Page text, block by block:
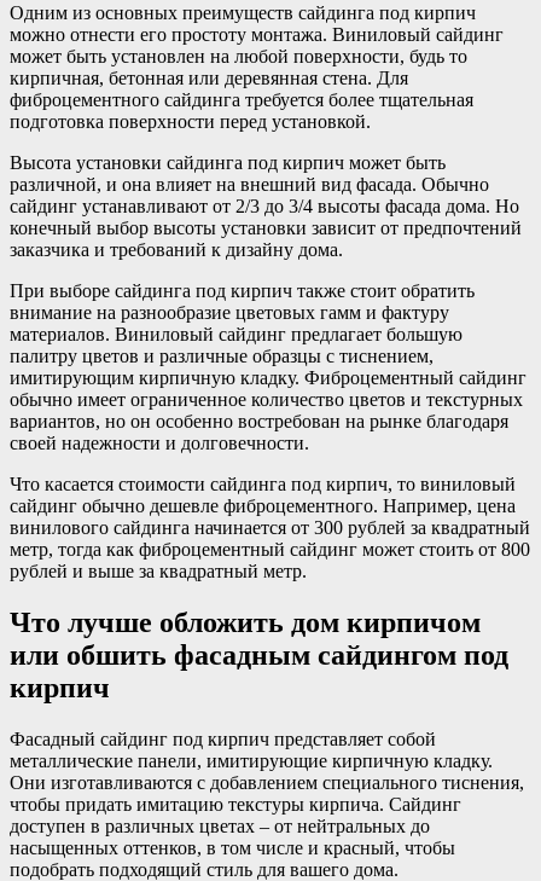
Одним из основных преимуществ сайдинга под кирпич
можно отнести его простоту монтажа. Виниловый сайдинг
может быть установлен на любой поверхности, будь то
кирпичная, бетонная или деревянная стена. Для
фиброцементного сайдинга требуется более тщательная
подготовка поверхности перед установкой.
Высота установки сайдинга под кирпич может быть
различной, и она влияет на внешний вид фасада. Обычно
сайдинг устанавливают от 2/3 до 3/4 высоты фасада дома. Но
конечный выбор высоты установки зависит от предпочтений
заказчика и требований к дизайну дома.
При выборе сайдинга под кирпич также стоит обратить
внимание на разнообразие цветовых гамм и фактуру
материалов. Виниловый сайдинг предлагает большую
палитру цветов и различные образцы с тиснением,
имитирующим кирпичную кладку. Фиброцементный сайдинг
обычно имеет ограниченное количество цветов и текстурных
вариантов, но он особенно востребован на рынке благодаря
своей надежности и долговечности.
Что касается стоимости сайдинга под кирпич, то виниловый
сайдинг обычно дешевле фиброцементного. Например, цена
винилового сайдинга начинается от 300 рублей за квадратный
метр, тогда как фиброцементный сайдинг может стоить от 800
рублей и выше за квадратный метр.
Что лучше обложить дом кирпичом
или обшить фасадным сайдингом под
кирпич
Фасадный сайдинг под кирпич представляет собой
металлические панели, имитирующие кирпичную кладку.
Они изготавливаются с добавлением специального тиснения,
чтобы придать имитацию текстуры кирпича. Сайдинг
доступен в различных цветах – от нейтральных до
насыщенных оттенков, в том числе и красный, чтобы
подобрать подходящий стиль для вашего дома.